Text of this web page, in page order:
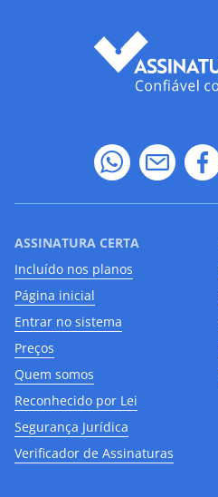
ASSINATURA CERTA
Incluído nos planos
Página inicial
Entrar no sistema
Preços
Quem somos
Reconhecido por Lei
Segurança Jurídica
Verificador de Assinaturas